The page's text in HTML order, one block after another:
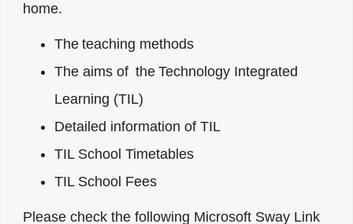
home.
The teaching methods
The aims of the Technology Integrated
Learning (TIL)
Detailed information of TIL
TIL School Timetables
TIL School Fees
Please check the following Microsoft Sway Link